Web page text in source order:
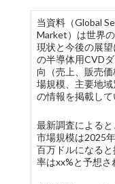
当資料（Global
Market）は世界
現状と今後の展
の半導体用CVD
向（売上、販売
場規模、主要地
の情報を掲載して
最新調査による
市場規模は2025
百万ドルになる
率はxx%と予想さ